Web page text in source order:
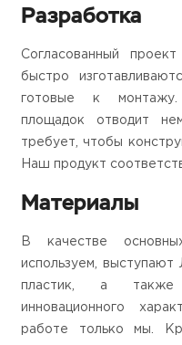
Разработка
Согласованный
быстро
готовые к монтажу.
площадок отводит
требует, чтобы
Наш продукт
Материалы
В качестве
используем,
пластик, а также
инновационного
работе только мы.